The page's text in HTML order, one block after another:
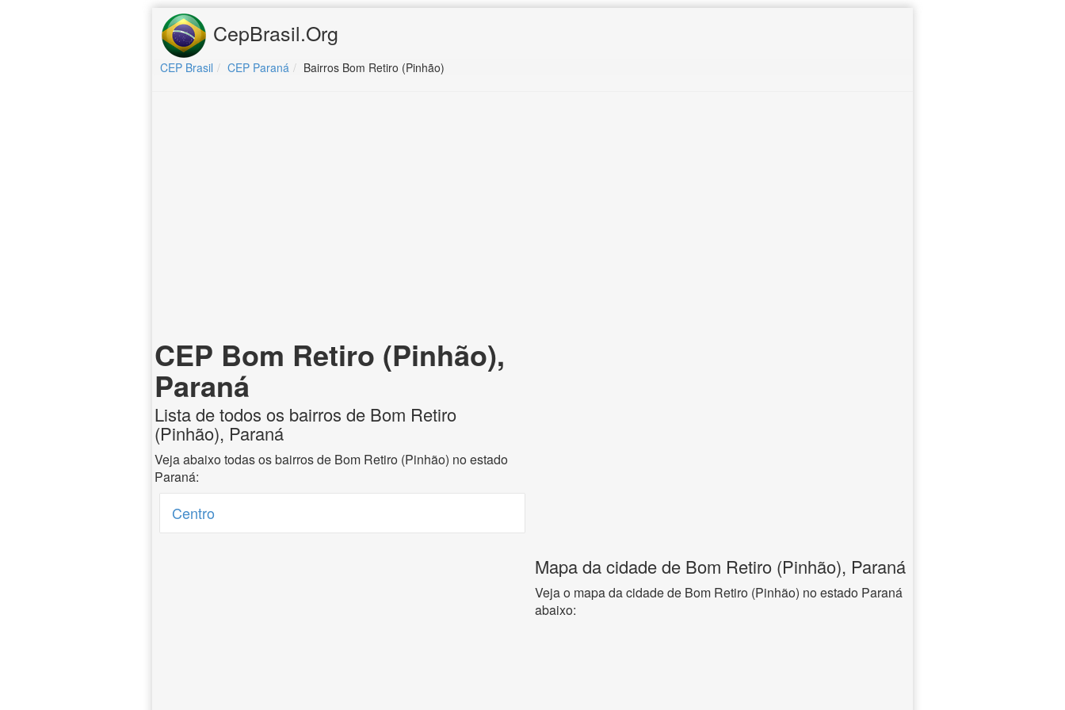
CepBrasil.Org
CEP Brasil CEP Paraná Bairros Bom Retiro (Pinhão)
CEP Bom Retiro (Pinhão),
Paraná
Lista de todos os bairros de Bom Retiro
(Pinhão), Paraná
Veja abaixo todas os bairros de Bom Retiro (Pinhão) no estado
Paraná:
Centro
Mapa da cidade de Bom Retiro (Pinhão), Paraná
Veja o mapa da cidade de Bom Retiro (Pinhão) no estado Paraná
abaixo: